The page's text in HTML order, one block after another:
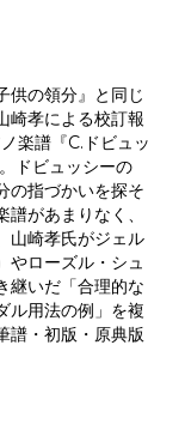
供の領分』と同じ
崎孝による校訂報
楽譜『C.ドビュッ
ドビュッシーの
の指づかいを探そ
があまりなく、
山崎孝氏がジェル
やローズル・シュ
継いだ「合理的な
ル用法の例」を複
譜・初版・原典版